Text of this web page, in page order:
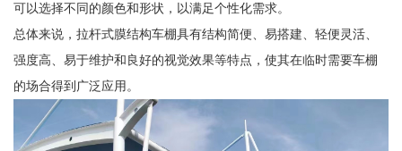
可以选择不同的颜色和形状，以满足个性化需求。
总体来说，拉杆式膜结构车棚具有结构简便、易搭建、轻便灵活、
强度高、易于维护和良好的视觉效果等特点，使其在临时需要车棚
的场合得到广泛应用。